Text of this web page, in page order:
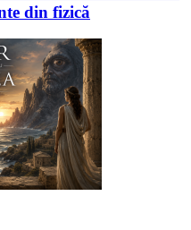
din fizică